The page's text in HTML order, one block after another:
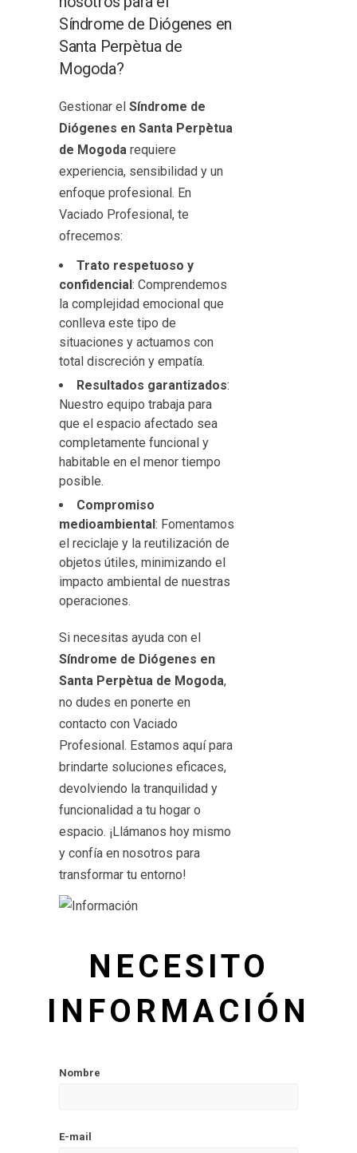
Síndrome de Diógenes en
Santa Perpètua de
Mogoda?
Gestionar el Síndrome de
Diógenes en Santa Perpètua
de Mogoda requiere
experiencia, sensibilidad y un
enfoque profesional. En
Vaciado Profesional, te
ofrecemos:
Trato respetuoso y
confidencial: Comprendemos
la complejidad emocional que
conlleva este tipo de
situaciones y actuamos con
total discreción y empatía.
Resultados garantizados:
Nuestro equipo trabaja para
que el espacio afectado sea
completamente funcional y
habitable en el menor tiempo
posible.
Compromiso
medioambiental: Fomentamos
el reciclaje y la reutilización de
objetos útiles, minimizando el
impacto ambiental de nuestras
operaciones.
Si necesitas ayuda con el
Síndrome de Diógenes en
Santa Perpètua de Mogoda,
no dudes en ponerte en
contacto con Vaciado
Profesional. Estamos aquí para
brindarte soluciones eficaces,
devolviendo la tranquilidad y
funcionalidad a tu hogar o
espacio. ¡Llámanos hoy mismo
y confía en nosotros para
transformar tu entorno!
NECESITO
INFORMACIÓN
Nombre
E-mail